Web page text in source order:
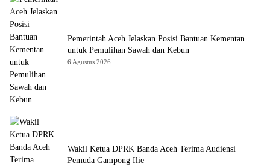
Pemerintah Aceh Jelaskan Posisi Bantuan Kementan
untuk Pemulihan Sawah dan Kebun
6 Agustus 2026
Wakil Ketua DPRK Banda Aceh Terima Audiensi
Pemuda Gampong Ilie